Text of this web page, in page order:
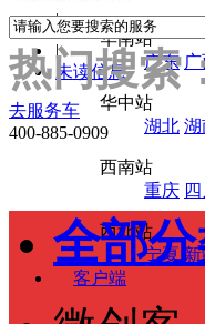
华南站
广东
华中站
湖北 湖
西南站
重庆 四
西北站
宁夏
客户端
服务之旅
|
未读信息
热门搜索
去服务车
400-885-0909
全部